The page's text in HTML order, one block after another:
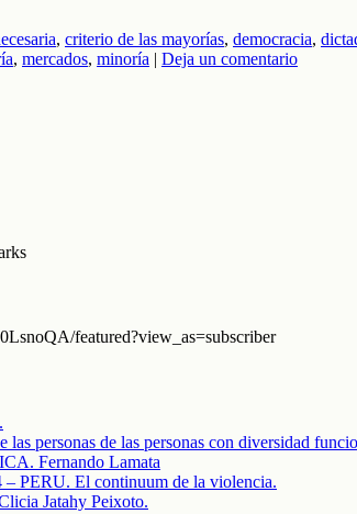
, criterio de las mayorías, democracia,
, mercados, minoría | Deja un comentario
featured?view_as=subscriber
personas de las personas con diversidad
Fernando Lamata
PERU. El continuum de la violencia.
Jatahy Peixoto.